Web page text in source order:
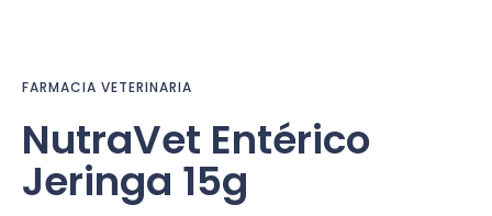
FARMACIA VETERINARIA
NutraVet Entérico
Jeringa 15g